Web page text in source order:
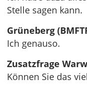
Stelle sagen kann.
Grüneberg
Ich genauso.
Zusatzfrage
Können Sie das